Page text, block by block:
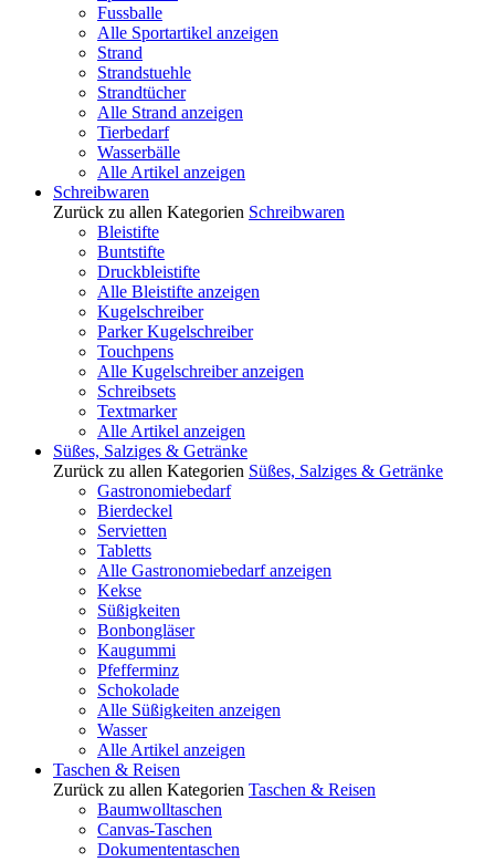
Fussballe
Alle Sportartikel anzeigen
Strand
Strandstuehle
Strandtücher
Alle Strand anzeigen
Tierbedarf
Wasserbälle
Alle Artikel anzeigen
Schreibwaren
Zurück zu allen Kategorien Schreibwaren
Bleistifte
Buntstifte
Druckbleistifte
Alle Bleistifte anzeigen
Kugelschreiber
Parker Kugelschreiber
Touchpens
Alle Kugelschreiber anzeigen
Schreibsets
Textmarker
Alle Artikel anzeigen
Süßes, Salziges & Getränke
Zurück zu allen Kategorien Süßes, Salziges & Getränke
Gastronomiebedarf
Bierdeckel
Servietten
Tabletts
Alle Gastronomiebedarf anzeigen
Kekse
Süßigkeiten
Bonbongläser
Kaugummi
Pfefferminz
Schokolade
Alle Süßigkeiten anzeigen
Wasser
Alle Artikel anzeigen
Taschen & Reisen
Zurück zu allen Kategorien Taschen & Reisen
Baumwolltaschen
Canvas-Taschen
Dokumententaschen